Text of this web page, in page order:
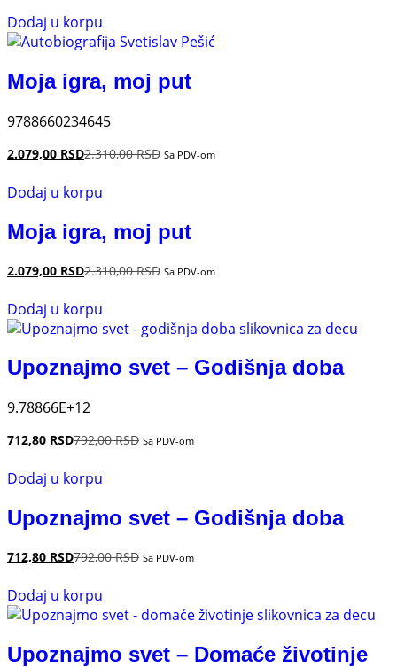
Dodaj u korpu
Moja igra, moj put
9788660234645
2.079,00 RSD2.310,00RSD Sa PDV-om
Dodaj u korpu
Moja igra, moj put
2.079,00 RSD2.310,00RSD Sa PDV-om
Dodaj u korpu
Upoznajmo svet – Godišnja doba
9.78866E+12
712,80 RSD792,00RSD Sa PDV-om
Dodaj u korpu
Upoznajmo svet – Godišnja doba
712,80 RSD792,00RSD Sa PDV-om
Dodaj u korpu
Upoznajmo svet – Domaće životinje